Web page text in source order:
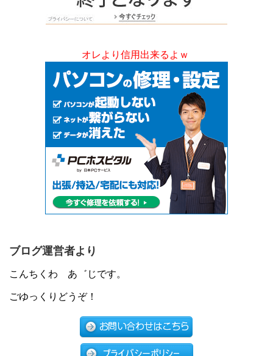
オレより信用出来るよｗ
ブログ運営者より
こんちくわ あ゛じです。
ごゆっくりどうぞ！